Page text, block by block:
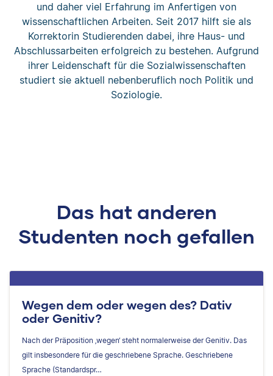
und daher viel Erfahrung im Anfertigen von
wissenschaftlichen Arbeiten. Seit 2017 hilft sie als
Korrektorin Studierenden dabei, ihre Haus- und
Abschlussarbeiten erfolgreich zu bestehen. Aufgrund
ihrer Leidenschaft für die Sozialwissenschaften
studiert sie aktuell nebenberuflich noch Politik und
Soziologie.
Das hat anderen
Studenten noch gefallen
Wegen dem oder wegen des? Dativ
oder Genitiv?
Nach der Präposition ‚wegen‘ steht normalerweise der Genitiv. Das
gilt insbesondere für die geschriebene Sprache. Geschriebene
Sprache (Standardspr…